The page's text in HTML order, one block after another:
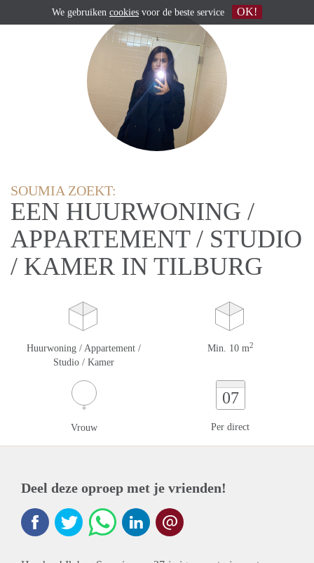
SOUMIA ZOEKT:
EEN HUURWONING /
APPARTEMENT / STUDIO
/ KAMER IN TILBURG
Huurwoning / Appartement /
Studio / Kamer
Min. 10 m2
Vrouw
07
Per direct
Deel deze oproep met je vrienden!
We gebruiken cookies voor de beste service OK!